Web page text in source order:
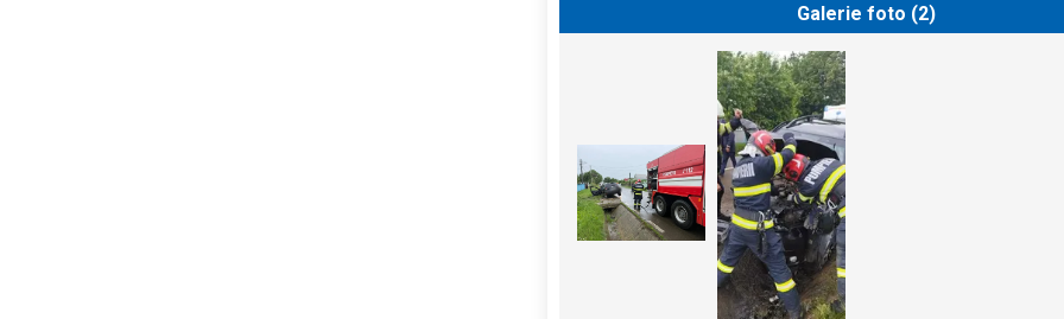
Galerie foto (2)